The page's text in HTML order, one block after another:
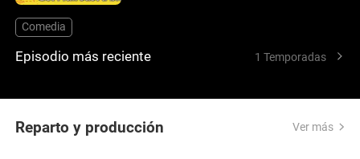
Comedia
Episodio más reciente 1 Temporadas
Reparto y producción Ver más